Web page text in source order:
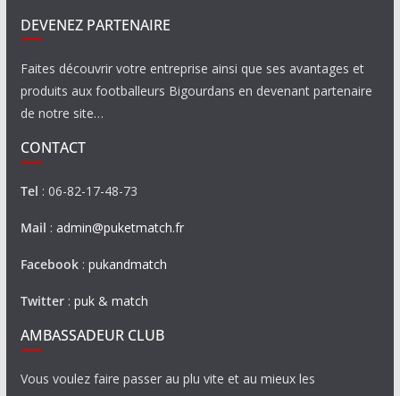
DEVENEZ PARTENAIRE
Faites découvrir votre entreprise ainsi que ses avantages et
produits aux footballeurs Bigourdans en devenant partenaire
de notre site…
CONTACT
Tel : 06-82-17-48-73
Mail : admin@puketmatch.fr
Facebook: pukandmatch
Twitter: puk & match
AMBASSADEUR CLUB
Vous voulez faire passer au plu vite et au mieux les